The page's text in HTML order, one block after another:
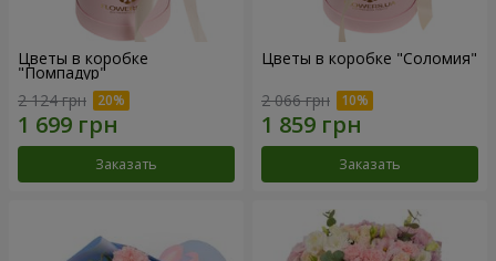
Цветы в коробке
"Помпадур"
2 124 грн
Заказать
Цветы в коробке "Соломия"
2 066 грн
Заказать